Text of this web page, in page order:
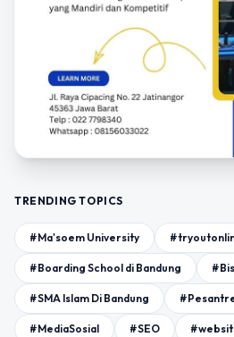
TRENDING TOPICS
#Ma'soem University
#Boarding School di Bandung
#SMA Islam Di Bandung
#MediaSosial #SEO